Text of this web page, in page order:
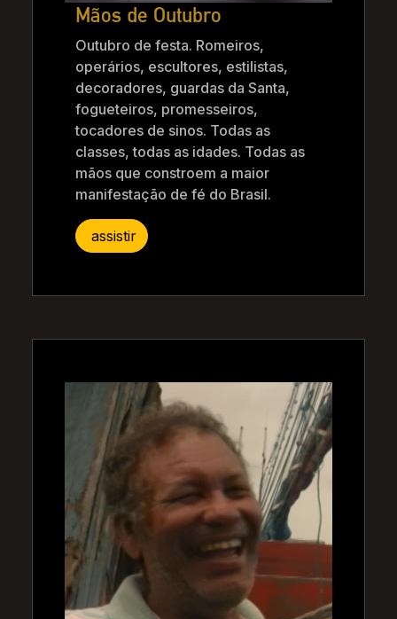
Mãos de Outubro
Outubro de festa. Romeiros,
operários, escultores, estilistas,
decoradores, guardas da Santa,
fogueteiros, promesseiros,
tocadores de sinos. Todas as
classes, todas as idades. Todas as
mãos que constroem a maior
manifestação de fé do Brasil.
assistir